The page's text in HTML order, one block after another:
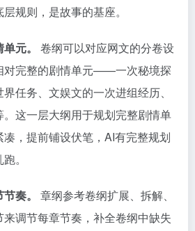
规则，是故事的基座。
元。
卷纲可以对应网文的分卷设
对完整的剧情单元——一次秘境探
任务、文娱文的一次进组经历、
这一层大纲用于规划完整剧情单
，提前铺设伏笔，AI有完整规划
。
奏。
章纲参考卷纲扩展、拆解、
调节每章节奏，补全卷纲中缺失